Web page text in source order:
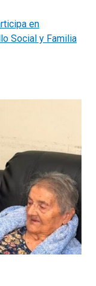
en
Social y Familia